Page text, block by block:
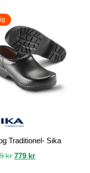
Traditionel- Sika
kr Opprinnelig
779 krNåværende